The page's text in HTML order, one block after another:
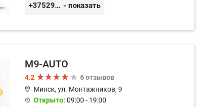
+375291882338 - показать
M9-AUTO
4.2
6 отзывов
Минск, ул. Монтажников, 9
Открыто: 09:00 - 19:00